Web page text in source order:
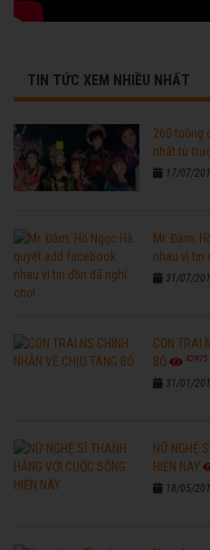
TIN TỨC XEM NHIỀU NHẤT
260 tuồng
nhất từ
17/07/
Mr. Đàm,
nhau vì tin
31/07/
CON TRAI
BỐ
42975
31/01/
NỮ NGHỆ
HIỆN NAY
18/05/